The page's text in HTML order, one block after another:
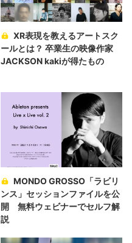
XR表現を教えるアートスク
ールとは？ 卒業生の映像作家
JACKSON kakiが得たもの
MONDO GROSSO「ラビリ
ンス」セッションファイルを公
開 無料ウェビナーでセルフ解
説